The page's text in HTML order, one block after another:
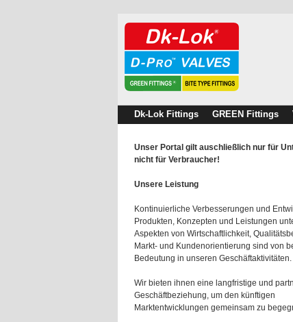
Dk-Lok Fittings GREEN Fittings
Unser Portal gilt auschließlich nur für
nicht für Verbraucher!
Unsere Leistung
Kontinuierliche Verbesserungen und
Produkten, Konzepten und Leistungen
Aspekten von Wirtschaftlichkeit,
Markt- und Kundenorientierung sind von
Bedeutung in unseren Geschäftaktivitäten.
Wir bieten ihnen eine langfristige und
Geschäftbeziehung, um den künftigen
Marktentwicklungen gemeinsam zu